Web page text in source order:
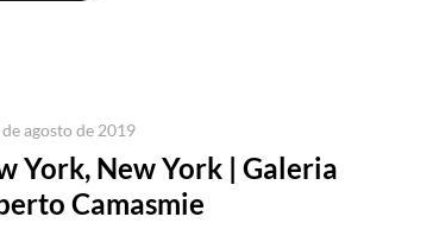
agosto de 2019
York, New York | Galeria
Camasmie